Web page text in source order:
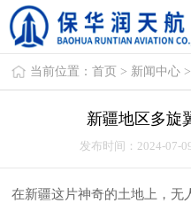
当前位置：首页 > 新闻中心
新疆地区多旋
发布时间：2024-07-
在新疆这片神奇的土地上，无